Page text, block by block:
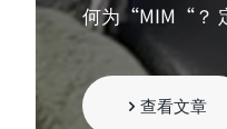
何为“MIM“？
查看文章